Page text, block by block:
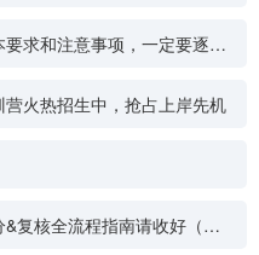
求和注意事项，一定要逐条
火热招生中，抢占上岸先机
复核全流程指南请收好（附